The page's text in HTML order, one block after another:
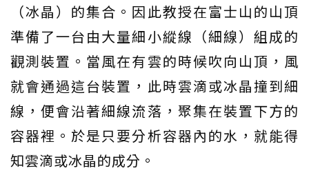
（冰晶）的集合。因此教授在富士山的山頂
準備了一台由大量細小縱線（細線）組成的
觀測裝置。當風在有雲的時候吹向山頂，風
就會通過這台裝置，此時雲滴或冰晶撞到細
線，便會沿著細線流落，聚集在裝置下方的
容器裡。於是只要分析容器內的水，就能得
知雲滴或冰晶的成分。